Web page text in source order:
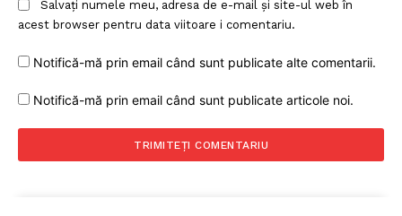
Salvați numele meu, adresa de e-mail și site-ul web în
acest browser pentru data viitoare i comentariu.
Notifică-mă prin email când sunt publicate alte comentarii.
Notifică-mă prin email când sunt publicate articole noi.